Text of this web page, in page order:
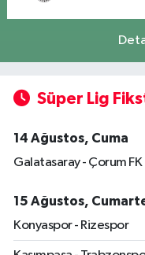
Süper Lig
14 Ağustos, Cuma
Galatasaray - Çorum FK
15 Ağustos,
Konyaspor - Rizespor